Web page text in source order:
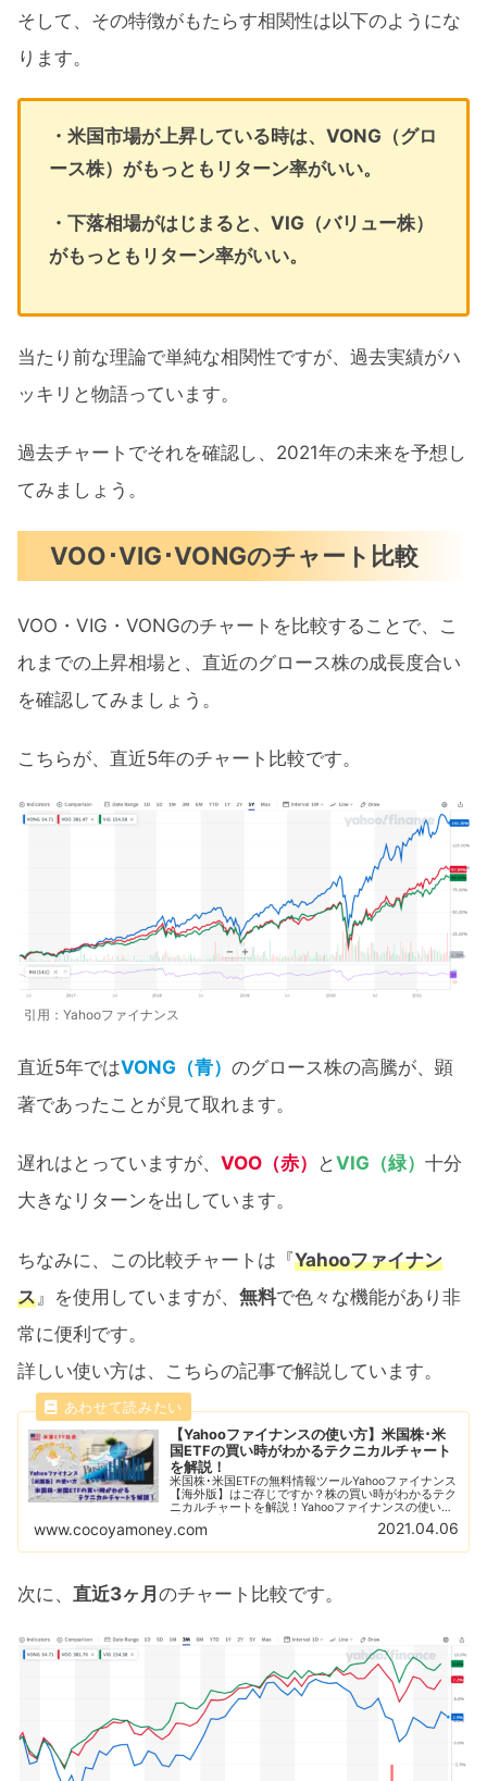
そして、その特徴がもたらす相関性は以下のようにな
ります。
・米国市場が上昇している時は、VONG（グロ
ース株）がもっともリターン率がいい。
・下落相場がはじまると、VIG（バリュー株）
がもっともリターン率がいい。
当たり前な理論で単純な相関性ですが、過去実績がハ
ッキリと物語っています。
過去チャートでそれを確認し、2021年の未来を予想し
てみましょう。
VOO･VIG･VONGのチャート比較
VOO・VIG・VONGのチャートを比較することで、こ
れまでの上昇相場と、直近のグロース株の成長度合い
を確認してみましょう。
こちらが、直近5年のチャート比較です。
引用：Yahooファイナンス
直近5年ではVONG（青） のグロース株の高騰が、顕
著であったことが見て取れます。
遅れはとっていますが、 VOO（赤） とVIG（緑） 十分
大きなリターンを出しています。
ちなみに、この比較チャートは『Yahooファイナン
ス 』を使用していますが、 無料で色々な機能があり非
常に便利です。
詳しい使い方は、こちらの記事で解説しています。
【Yahooファイナンスの使い方】米国株･米
国ETFの買い時がわかるテクニカルチャート
を解説！
米国株･米国ETFの無料情報ツールYahooファイナンス
【海外版】はご存じですか？株の買い時がわかるテク
ニカルチャートを解説！Yahooファイナンスの使い方
【初級編】RSI指数やボリンジャーバンド、恐怖指数
を利用して株の買い時を判断しよう！
www.cocoyamoney.com 2021.04.06
次に、 直近3ヶ月のチャート比較です。